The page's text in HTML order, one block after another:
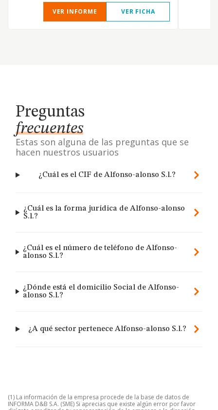
VER INFORME VER FICHA
Preguntas
frecuentes
Estas son alguna de las preguntas que se
hacen nuestros usuarios
¿Cuál es el CIF de Alfonso-alonso S.l.?
¿Cuál es la forma jurídica de Alfonso-alonso
S.l.?
¿Cuál es el número de teléfono de Alfonso-
alonso S.l.?
¿Dónde está el domicilio Social de Alfonso-
alonso S.l.?
¿A qué sector pertenece Alfonso-alonso S.l.?
(1) La información de la empresa procede de la base de datos de
INFORMA D&B S.A. (SME) Si aprecias que existe algún error por favor